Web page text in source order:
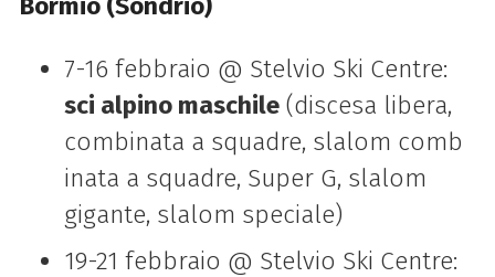
Bormio (Sondrio)
7-16 febbraio @ Stelvio Ski Centre:
sci alpino maschile(discesa libera,
combinata a squadre, slalom comb
inata a squadre, Super G, slalom
gigante, slalom speciale)
19-21 febbraio @ Stelvio Ski Centre: